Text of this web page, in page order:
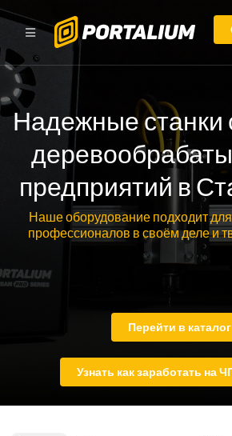
Надежные станки
предприятий в
Наше оборудование подходит
профессионалов в своём деле и
Перейти в каталог
Узнать как заработать на